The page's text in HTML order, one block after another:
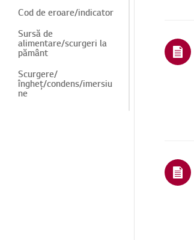
Cod de eroare/indicator
Sursă de
alimentare/scurgeri la
pământ
Scurgere/
îngheț/condens/imersiu
ne